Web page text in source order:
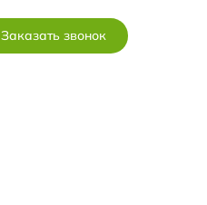
Заказать звонок